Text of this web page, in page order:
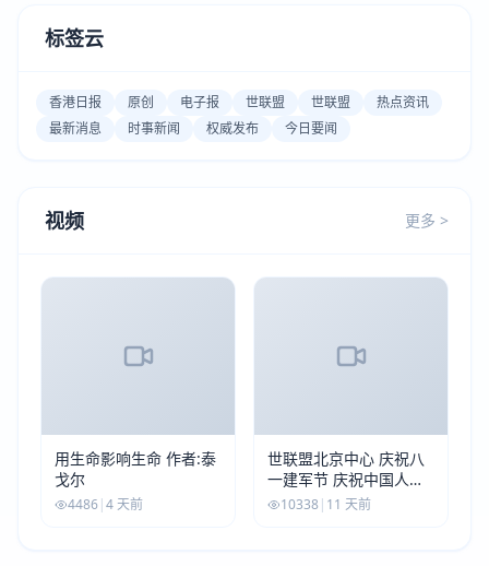
标签云
香港日报 原创 电子报 世联盟 世联盟
热点资讯
最新消息
时事新闻 权威发布 今日要闻
视频 更多 >
用生命影响生命 作者:泰
戈尔
4486|4 天前
世联盟北京中心 庆祝八
一建军节 庆祝中国人民
解放军建军99周年
10338| 11 天前